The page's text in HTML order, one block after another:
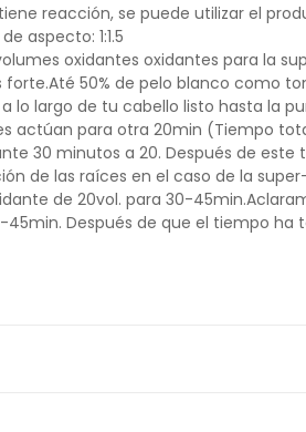
reacción, se puede utilizar el
aspecto: 1:1.5
oxidantes oxidantes para la
50% de pelo blanco como
largo de tu cabello listo hasta la
actúan para otra 20min (Tiempo
30 minutos a 20. Después de
de las raíces en el caso de la
de 20vol. para 30-
Después de que el tiempo